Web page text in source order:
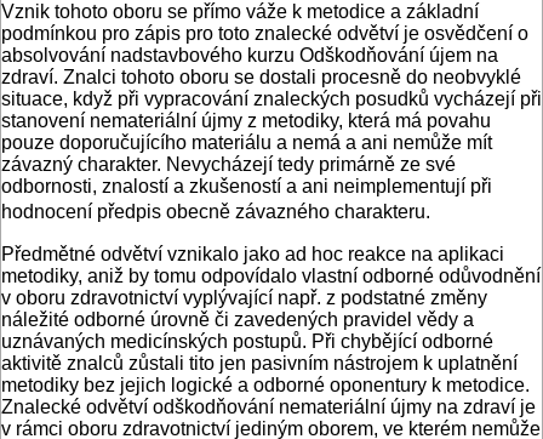
Vznik tohoto oboru se přímo váže k metodice a základní
podmínkou pro zápis pro toto znalecké odvětví je osvědčení o
absolvování nadstavbového kurzu Odškodňování újem na
zdraví. Znalci tohoto oboru se dostali procesně do neobvyklé
situace, když při vypracování znaleckých posudků vycházejí při
stanovení nemateriální újmy z metodiky, která má povahu
pouze doporučujícího materiálu a nemá a ani nemůže mít
závazný charakter. Nevycházejí tedy primárně ze své
odbornosti, znalostí a zkušeností a ani neimplementují při
hodnocení předpis obecně závazného charakteru.
Předmětné odvětví vznikalo jako ad hoc reakce na aplikaci
metodiky, aniž by tomu odpovídalo vlastní odborné odůvodnění
v oboru zdravotnictví vyplývající např. z podstatné změny
náležité odborné úrovně či zavedených pravidel vědy a
uznávaných medicínských postupů. Při chybějící odborné
aktivitě znalců zůstali tito jen pasivním nástrojem k uplatnění
metodiky bez jejich logické a odborné oponentury k metodice.
Znalecké odvětví odškodňování nemateriální újmy na zdraví je
v rámci oboru zdravotnictví jediným oborem, ve kterém nemůže